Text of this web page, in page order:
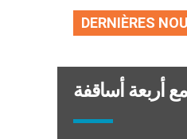
DERNIÈRES
مع أربعة أساقفة